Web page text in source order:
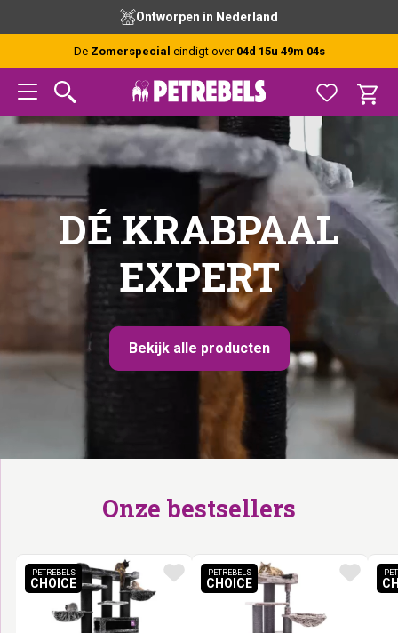
hoofdnavigatie
hoofd
inhoud
voettekst
Ontworpen in Nederland
De Zomerspecial eindigt over 04d 15u 49m 03s
DÉ KRABPAAL
EXPERT
Bekijk alle producten
Onze bestsellers
PETREBELS
CHOICEPETREBELS CHOICE
PETREBELS
CHOICEPETREBELS CHOICE